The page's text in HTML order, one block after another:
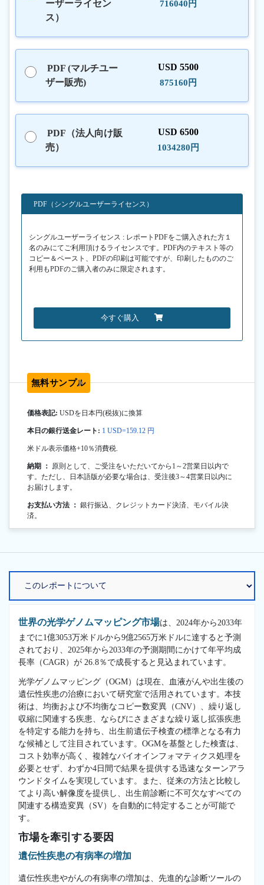
ーザーライセン
ス）
716040円
PDF (マルチユー
ザー販売)
USD 5500
875160円
PDF（法人向け販
売）
USD 6500
1034280円
PDF（シングルユーザーライセンス）
シングルユーザーライセンス : レポートPDFをご購入された方１
名のみにてご利用頂けるライセンスです。PDF内のテキスト等の
コピー＆ペースト、PDFの印刷は可能ですが、印刷したもののご
利用もPDFのご購入者のみに限定されます。
今すぐ購入
無料サンプル
価格表記: USDを日本円(税抜)に換算
本日の銀行送金レート: 1 USD=159.12 円
米ドル表示価格+10％消費税.
納期 ： 原則として、ご受注をいただいてから1～2営業日以内で
す。ただし、日本語版が必要な場合は、受注後3～4営業日以内に
お届けします。
お支払い方法 ： 銀行振込、クレジットカード決済、モバイル決
済。
世界の光学ゲノムマッピング市場は、2024年から2033年
までに1億3053万米ドルから9億2565万米ドルに達すると予測
されており、2025年から2033年の予測期間にかけて年平均成
長率（CAGR）が 26.8％で成長すると見込まれています。
光学ゲノムマッピング（OGM）は現在、血液がんや出生後の
遺伝性疾患の治療において研究室で活用されています。本技
術は、均衡および不均衡なコピー数変異（CNV）、繰り返し
収縮に関連する疾患、ならびにさまざまな繰り返し拡張疾患
を特定する能力を持ち、出生前遺伝子検査の標準となる有力
な候補として注目されています。OGMを基盤とした検査は、
コスト効率が高く、複雑なバイオインフォマティクス処理を
必要とせず、わずか4日間で結果を提供する迅速なターンアラ
ウンドタイムを実現しています。また、従来の方法と比較し
てより高い解像度を提供し、出生前診断に不可欠なすべての
関連する構造変異（SV）を自動的に特定することが可能で
す。
市場を牽引する要因
遺伝性疾患の有病率の増加
遺伝性疾患やがんの有病率の増加は、先進的な診断ツールの